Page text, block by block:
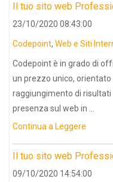
Il tuo sito web
23/10/2020 08:43:00
Codepoint, Web e Siti
Codepoint è in grado di
un prezzo unico, orientato
raggiungimento di
presenza sul web in ...
Continua a Leggere
Il tuo sito web
09/10/2020 14:54:00